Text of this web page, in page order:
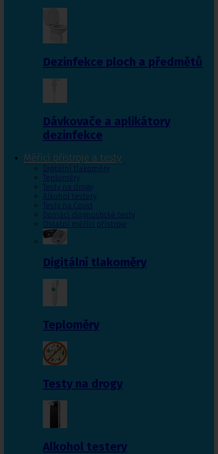
Dezinfekce ploch a předmětů
Dávkovače a aplikátory
dezinfekce
Měřící přístroje a testy
Digitální tlakoměry
Teploměry
Testy na drogy
Alkohol testery
Testy na Covid
Domácí diagnostické testy
Ostatní měřící přístroje
Digitální tlakoměry
Teploměry
Testy na drogy
Alkohol testery